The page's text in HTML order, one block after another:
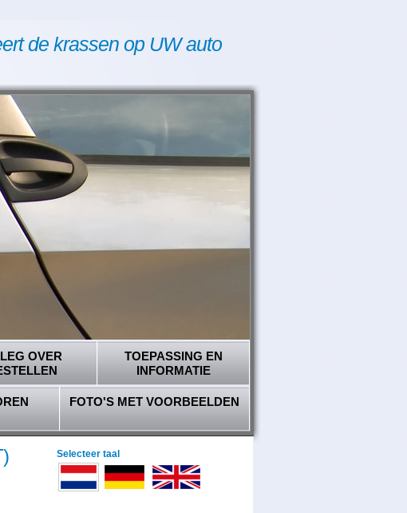
de krassen op UW auto
OVER
TOEPASSING EN
INFORMATIE
FOTO'S MET VOORBEELDEN
Selecteer taal